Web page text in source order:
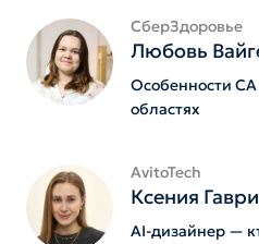
СберЗдоровье
Любовь
Особенности
областях
AvitoTech
Ксения
AI-дизайнер —